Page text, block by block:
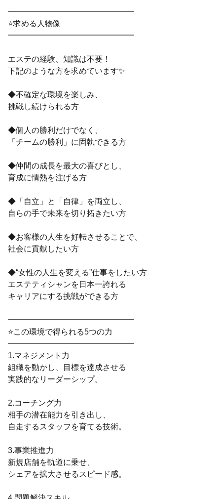
━━━━━━━━━━━━━━━━
⭐求める人物像
━━━━━━━━━━━━━━━━
エステの経験、知識は不要！
下記のような方を求めています✨
◆不確定な環境を楽しみ、
挑戦し続けられる方
◆個人の勝利だけでなく、
「チームの勝利」に固執できる方
◆仲間の成長を最大の喜びとし、
育成に情熱を注げる方
◆「自立」と「自律」を両立し、
自らの手で未来を切り拓きたい方
◆お客様の人生を好転させることで、
社会に貢献したい方
◆“女性の人生を変える”仕事をしたい方
エステティシャンを日本一誇れる
キャリアにする挑戦ができる方
━━━━━━━━━━━━━━━━
⭐この環境で得られる5つの力
━━━━━━━━━━━━━━━━
1.マネジメント力
組織を動かし、目標を達成させる
実践的なリーダーシップ。
2.コーチング力
相手の潜在能力を引き出し、
自走するスタッフを育てる技術。
3.事業推進力
新規店舗を軌道に乗せ、
シェアを拡大させるスピード感。